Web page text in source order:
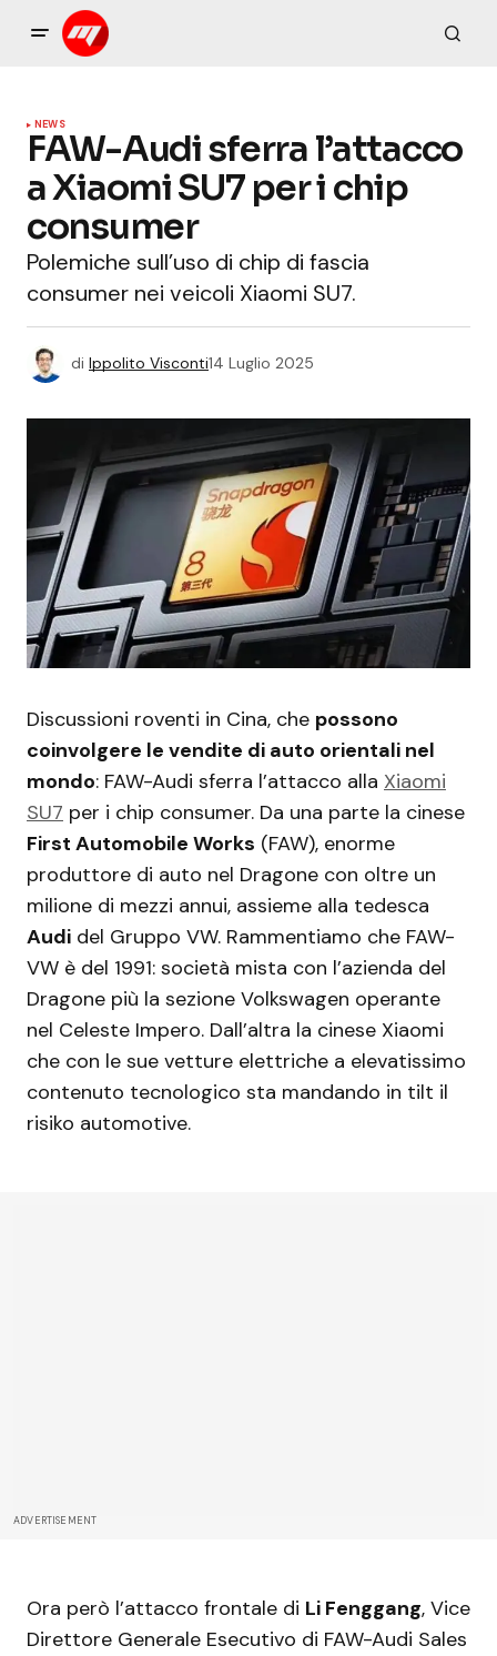
NEWS
FAW-Audi sferra l’attacco
a Xiaomi SU7 per i chip
consumer
Polemiche sull’uso di chip di fascia
consumer nei veicoli Xiaomi SU7.
di Ippolito Visconti14 Luglio 2025
Discussioni roventi in Cina, che possono
coinvolgere le vendite di auto orientali nel
mondo: FAW-Audi sferra l’attacco alla Xiaomi
SU7 per i chip consumer. Da una parte la cinese
First Automobile Works (FAW), enorme
produttore di auto nel Dragone con oltre un
milione di mezzi annui, assieme alla tedesca
Audi del Gruppo VW. Rammentiamo che FAW-
VW è del 1991: società mista con l’azienda del
Dragone più la sezione Volkswagen operante
nel Celeste Impero. Dall’altra la cinese Xiaomi
che con le sue vetture elettriche a elevatissimo
contenuto tecnologico sta mandando in tilt il
risiko automotive.
ADVERTISEMENT
Ora però l’attacco frontale di Li Fenggang, Vice
Direttore Generale Esecutivo di FAW-Audi Sales